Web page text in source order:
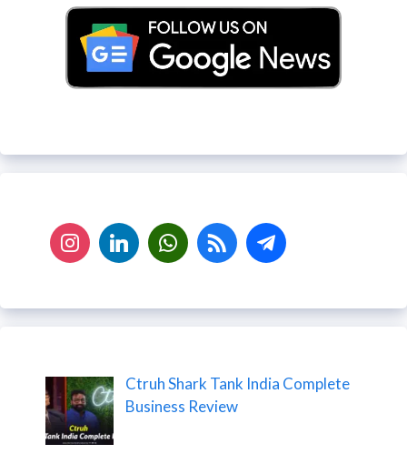
Ctruh Shark Tank India Complete
Business Review